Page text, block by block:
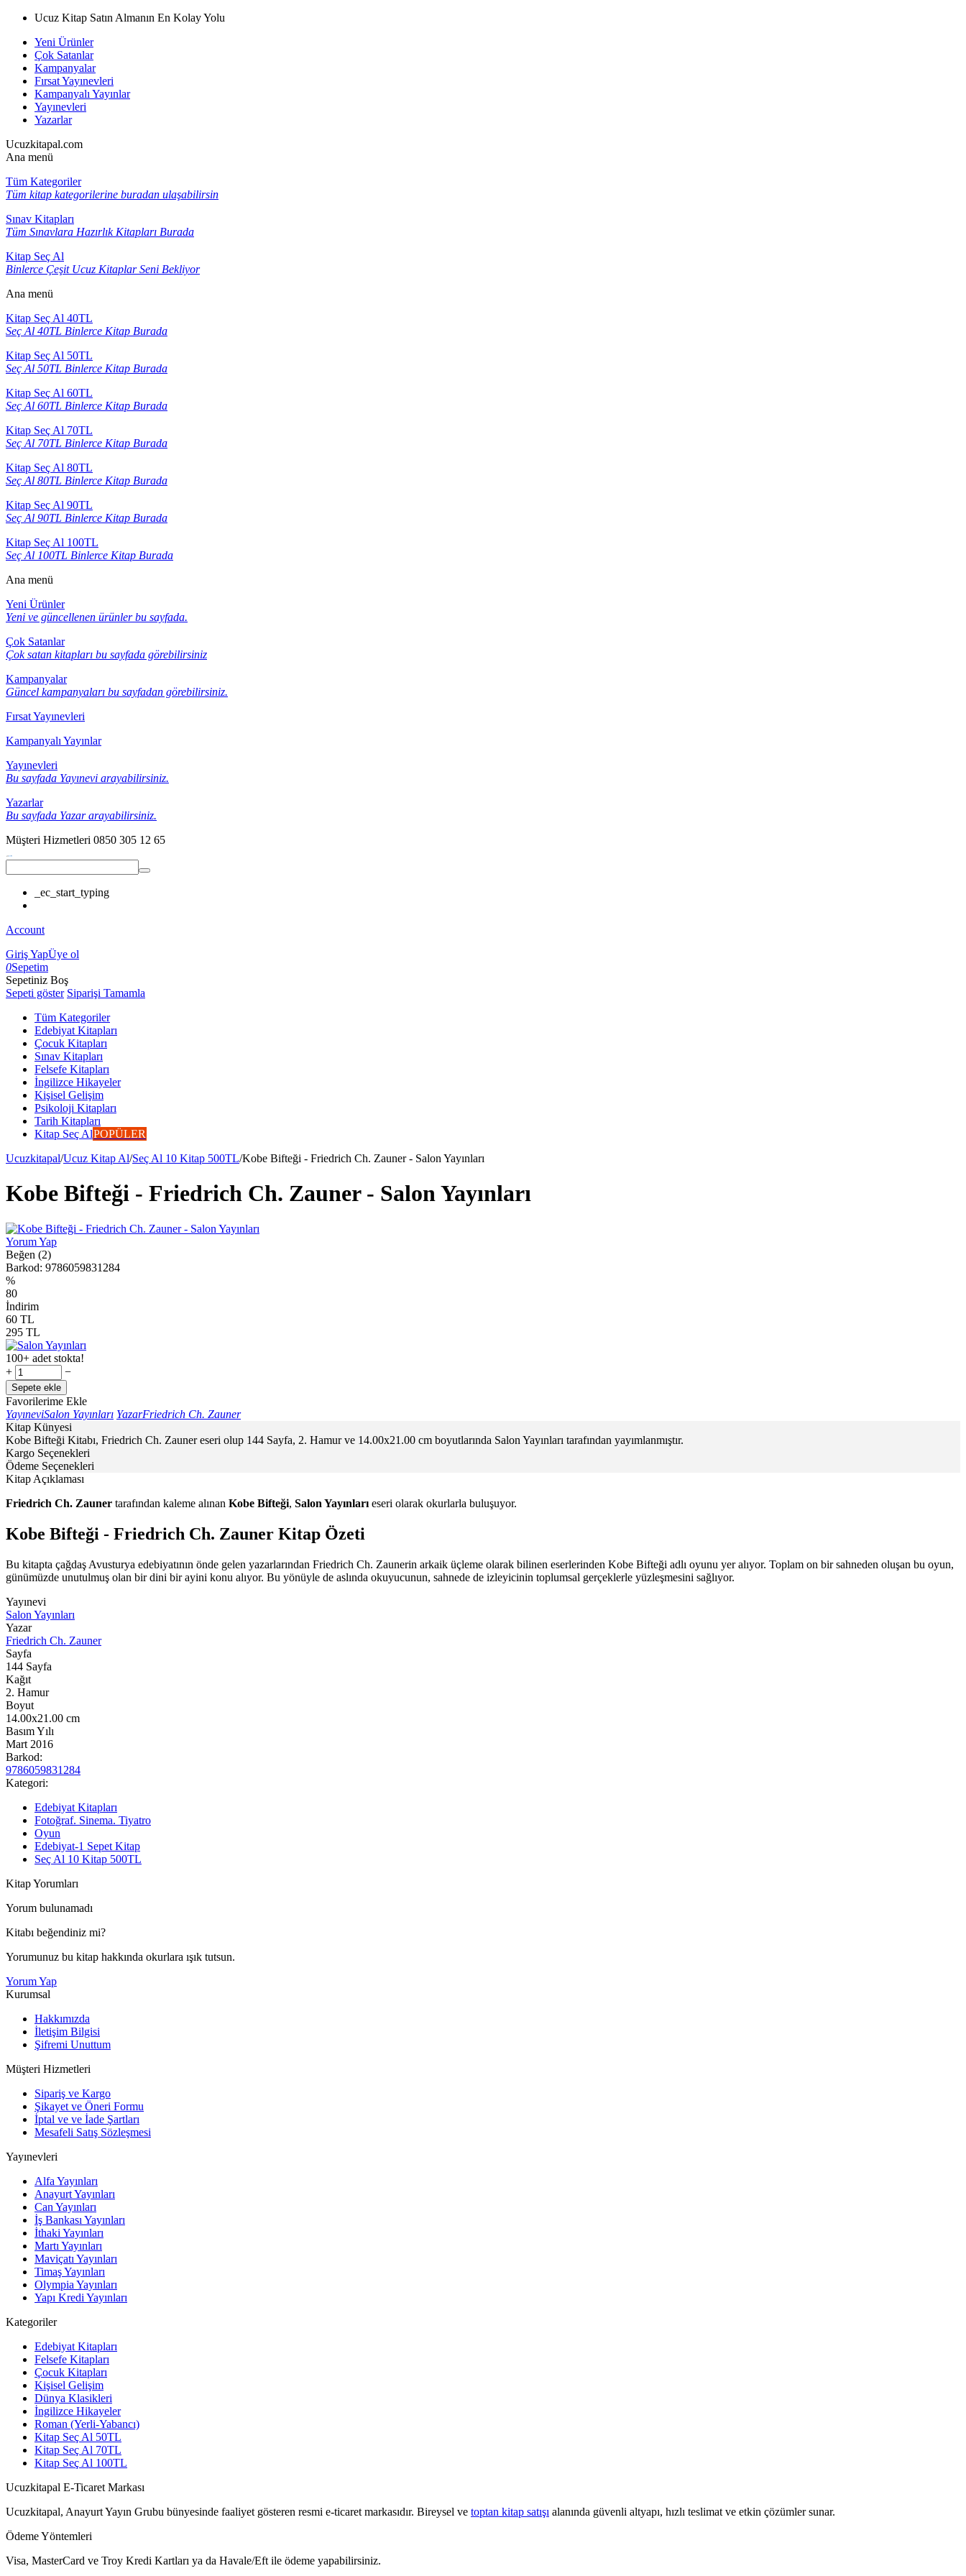
Ucuz Kitap Satın Almanın En Kolay Yolu
Yeni Ürünler
Çok Satanlar
Kampanyalar
Fırsat Yayınevleri
Kampanyalı Yayınlar
Yayınevleri
Yazarlar
Ucuzkitapal.com
Ana menü
Tüm Kategoriler
Tüm kitap kategorilerine buradan ulaşabilirsin
Sınav Kitapları
Tüm Sınavlara Hazırlık Kitapları Burada
Kitap Seç Al
Binlerce Çeşit Ucuz Kitaplar Seni Bekliyor
Ana menü
Kitap Seç Al 40TL
Seç Al 40TL Binlerce Kitap Burada
Kitap Seç Al 50TL
Seç Al 50TL Binlerce Kitap Burada
Kitap Seç Al 60TL
Seç Al 60TL Binlerce Kitap Burada
Kitap Seç Al 70TL
Seç Al 70TL Binlerce Kitap Burada
Kitap Seç Al 80TL
Seç Al 80TL Binlerce Kitap Burada
Kitap Seç Al 90TL
Seç Al 90TL Binlerce Kitap Burada
Kitap Seç Al 100TL
Seç Al 100TL Binlerce Kitap Burada
Ana menü
Yeni Ürünler
Yeni ve güncellenen ürünler bu sayfada.
Çok Satanlar
Çok satan kitapları bu sayfada görebilirsiniz
Kampanyalar
Güncel kampanyaları bu sayfadan görebilirsiniz.
Fırsat Yayınevleri
Kampanyalı Yayınlar
Yayınevleri
Bu sayfada Yayınevi arayabilirsiniz.
Yazarlar
Bu sayfada Yazar arayabilirsiniz.
Müşteri Hizmetleri 0850 305 12 65
_ec_start_typing
Account
Giriş YapÜye ol
0Sepetim
Sepetiniz Boş
Sepeti göster Siparişi Tamamla
Tüm Kategoriler
Edebiyat Kitapları
Çocuk Kitapları
Sınav Kitapları
Felsefe Kitapları
İngilizce Hikayeler
Kişisel Gelişim
Psikoloji Kitapları
Tarih Kitapları
Kitap Seç AlPOPÜLER
Ucuzkitapal/Ucuz Kitap Al/Seç Al 10 Kitap 500TL/Kobe Bifteği - Friedrich Ch. Zauner - Salon Yayınları
Kobe Bifteği - Friedrich Ch. Zauner - Salon Yayınları
Yorum Yap
Beğen (2)
Barkod: 9786059831284
%
80
İndirim
60 TL
295 TL
100+ adet stokta!
+
−
Sepete ekle
Favorilerime Ekle
YayıneviSalon Yayınları YazarFriedrich Ch. Zauner
Kitap Künyesi
Kobe Bifteği Kitabı, Friedrich Ch. Zauner eseri olup 144 Sayfa, 2. Hamur ve 14.00x21.00 cm boyutlarında Salon Yayınları tarafından yayımlanmıştır.
Kargo Seçenekleri
Ödeme Seçenekleri
Kitap Açıklaması
Friedrich Ch. Zauner tarafından kaleme alınan Kobe Bifteği, Salon Yayınları eseri olarak okurlarla buluşuyor.
Kobe Bifteği - Friedrich Ch. Zauner Kitap Özeti
Bu kitapta çağdaş Avusturya edebiyatının önde gelen yazarlarından Friedrich Ch. Zaunerin arkaik üçleme olarak bilinen eserlerinden Kobe Bifteği adlı oyunu yer alıyor. Toplam on bir sahneden oluşan bu oyun,
günümüzde unutulmuş olan bir dini bir ayini konu alıyor. Bu yönüyle de aslında okuyucunun, sahnede de izleyicinin toplumsal gerçeklerle yüzleşmesini sağlıyor.
Yayınevi
Salon Yayınları
Yazar
Friedrich Ch. Zauner
Sayfa
144 Sayfa
Kağıt
2. Hamur
Boyut
14.00x21.00 cm
Basım Yılı
Mart 2016
Barkod:
9786059831284
Kategori:
Edebiyat Kitapları
Fotoğraf. Sinema. Tiyatro
Oyun
Edebiyat-1 Sepet Kitap
Seç Al 10 Kitap 500TL
Kitap Yorumları
Yorum bulunamadı
Kitabı beğendiniz mi?
Yorumunuz bu kitap hakkında okurlara ışık tutsun.
Yorum Yap
Kurumsal
Hakkımızda
İletişim Bilgisi
Şifremi Unuttum
Müşteri Hizmetleri
Sipariş ve Kargo
Şikayet ve Öneri Formu
İptal ve ve İade Şartları
Mesafeli Satış Sözleşmesi
Yayınevleri
Alfa Yayınları
Anayurt Yayınları
Can Yayınları
İş Bankası Yayınları
İthaki Yayınları
Martı Yayınları
Maviçatı Yayınları
Timaş Yayınları
Olympia Yayınları
Yapı Kredi Yayınları
Kategoriler
Edebiyat Kitapları
Felsefe Kitapları
Çocuk Kitapları
Kişisel Gelişim
Dünya Klasikleri
İngilizce Hikayeler
Roman (Yerli-Yabancı)
Kitap Seç Al 50TL
Kitap Seç Al 70TL
Kitap Seç Al 100TL
Ucuzkitapal E-Ticaret Markası
Ucuzkitapal, Anayurt Yayın Grubu bünyesinde faaliyet gösteren resmi e-ticaret markasıdır. Bireysel ve toptan kitap satışı alanında güvenli altyapı, hızlı teslimat ve etkin çözümler sunar.
Ödeme Yöntemleri
Visa, MasterCard ve Troy Kredi Kartları ya da Havale/Eft ile ödeme yapabilirsiniz.